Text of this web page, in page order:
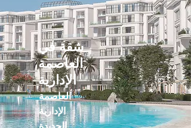
شقة في
العاصمة
الإدارية
العاصمة
الإدارية
الجديدة